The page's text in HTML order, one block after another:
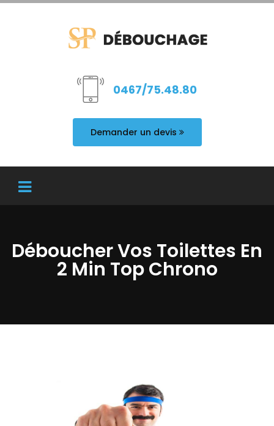
0467/75.48.80
Demander un devis
Déboucher Vos Toilettes En
2 Min Top Chrono